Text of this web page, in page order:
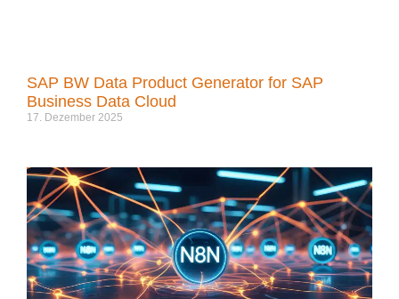
SAP BW Data Product Generator for SAP
Business Data Cloud
17. Dezember 2025